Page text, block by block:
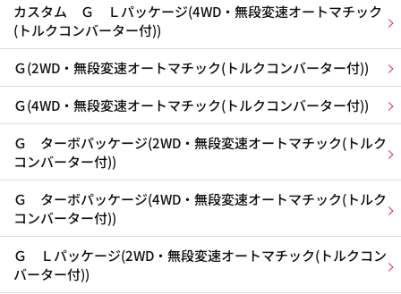
カスタム Ｇ Ｌパッケージ(4WD・無段変速オートマチック
(トルクコンバーター付))
Ｇ(2WD・無段変速オートマチック(トルクコンバーター付))
Ｇ(4WD・無段変速オートマチック(トルクコンバーター付))
Ｇ ターボパッケージ(2WD・無段変速オートマチック(トルク
コンバーター付))
Ｇ ターボパッケージ(4WD・無段変速オートマチック(トルク
コンバーター付))
Ｇ Ｌパッケージ(2WD・無段変速オートマチック(トルクコン
バーター付))